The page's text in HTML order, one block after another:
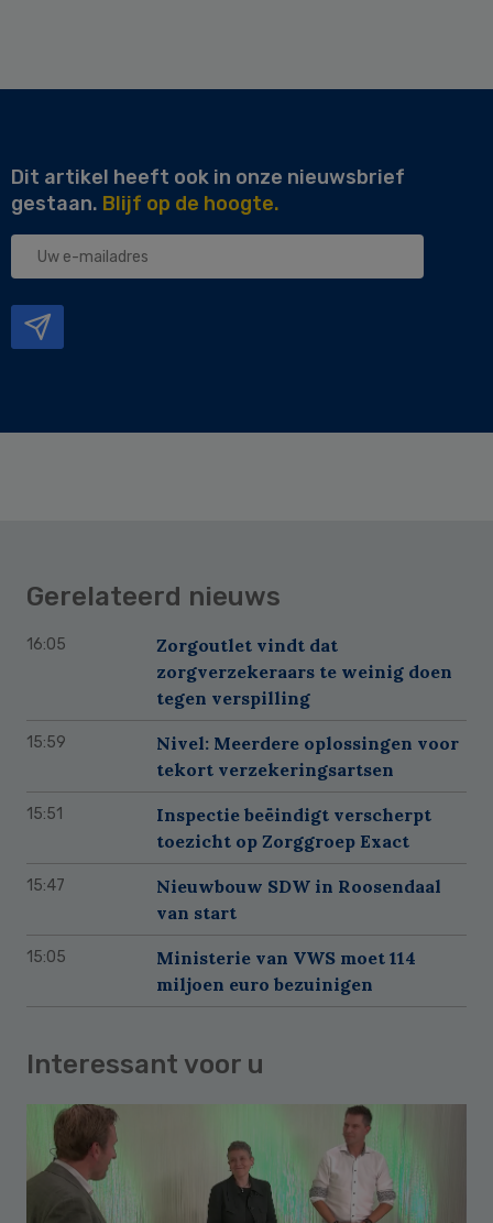
Dit artikel heeft ook in onze nieuwsbrief
gestaan. Blijf op de hoogte.
Uw
Gerelateerd nieuws
16:05
Zorgoutlet vindt dat
zorgverzekeraars te weinig doen
tegen verspilling
15:59
Nivel: Meerdere oplossingen voor
tekort verzekeringsartsen
15:51
Inspectie beëindigt verscherpt
toezicht op Zorggroep Exact
15:47
Nieuwbouw SDW in Roosendaal
van start
15:05
Ministerie van VWS moet 114
miljoen euro bezuinigen
Interessant voor u